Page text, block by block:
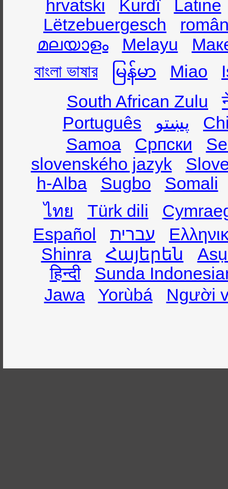
hrvatski
Kurdî
Latine
Lëtzebuergesch
മലയാളം
Melayu
বাংলা ভাষার
မြန်မာ Miao
South African Zulu
Português
پښتو
Samoa
Српски
slovenského jazyk
h-Alba
Sugbo
Somali
ไทย
Türk dili
Español
עברית
Shinra
Հայերեն
हिन्दी
Sunda
Jawa
Yorùbá Người